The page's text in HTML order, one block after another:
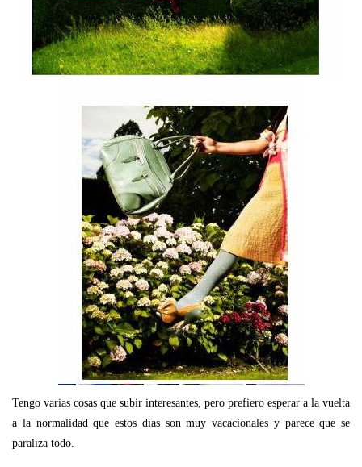
Tengo varias cosas que subir interesantes, pero prefiero esperar a la vuelta
a la normalidad que estos días son muy vacacionales y parece que se
paraliza todo.